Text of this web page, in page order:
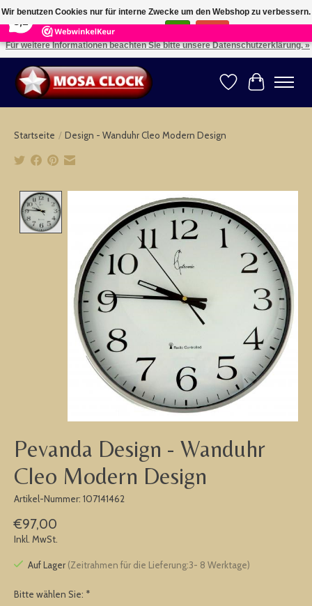
164 Reviews ×
Kies uw taal: NL -- Wählen Sie ihre Sprache: DE -- Choose your language: EN ⇓ ⇒
Wunschzettel
Ihr
Startseite / Design - Wanduhr Cleo Modern Design
Product image slideshow Items
Pevanda Design - Wanduhr
Cleo Modern Design
Artikel-Nummer: 107141462
€97,00
Inkl. MwSt.
Auf Lager (Zeitrahmen für die Lieferung:3- 8 Werktage)
Bitte wählen Sie: *
Wir benutzen Cookies nur für interne Zwecke um den Webshop zu verbessern.
Ist das in Ordnung?
Für weitere Informationen beachten Sie bitte unsere Datenschutzerklärung. »